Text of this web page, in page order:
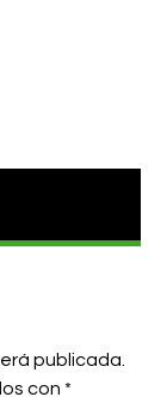
publicada.
con *